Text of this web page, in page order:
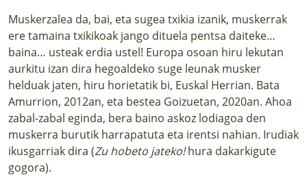
Muskerzalea da, bai, eta sugea txikia izanik, muskerrak
ere tamaina txikikoak jango dituela pentsa daiteke…
baina… usteak erdia ustel! Europa osoan hiru lekutan
aurkitu izan dira hegoaldeko suge leunak musker
helduak jaten, hiru horietatik bi, Euskal Herrian. Bata
Amurrion, 2012an, eta bestea Goizuetan, 2020an. Ahoa
zabal-zabal eginda, bera baino askoz lodiagoa den
muskerra burutik harrapatuta eta irentsi nahian. Irudiak
ikusgarriak dira (Zu hobeto jateko!hura dakarkigute
gogora).